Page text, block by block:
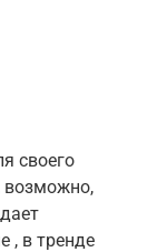
своего
возможно,
, в тренде